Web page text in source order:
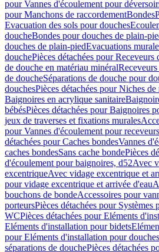
pour Vannes d'écoulement pour
pour Manchons de raccordementBondes
Evacuation des sols pour douches
doucheBondes pour douches de plain-
douches de plain-piedEvacuations
douchePièces détachées pour Receveurs
de douche en matériau minéral
de doucheSéparations de douche pour
douchesPièces détachées pour Niches
Baignoires en acrylique sanitaire
bébésPièces détachées pour Baignoires
jeux de traverses et fixations murales
pour Vannes d'écoulement pour
détachées pour Caches bondesVannes
caches bondesSans cache bondePièces
d'écoulement pour baignoires, d52Avec
excentriqueAvec vidage excentrique et
pour vidage excentrique et arrivée d'eau
bouchons de bondeAccessoires pour
porteursPièces détachées pour Systèmes
WCPièces détachées pour Eléments
Eléments d'installation pour bidets
pour Eléments d'installation pour
séparations de douchePièces détachées